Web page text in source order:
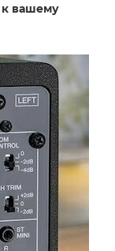
к вашему